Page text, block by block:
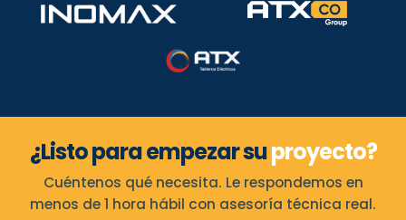
¿Listo para empezar suproyecto?
Cuéntenos qué necesita. Le respondemos en
menos de 1 hora hábil con asesoría técnica real.